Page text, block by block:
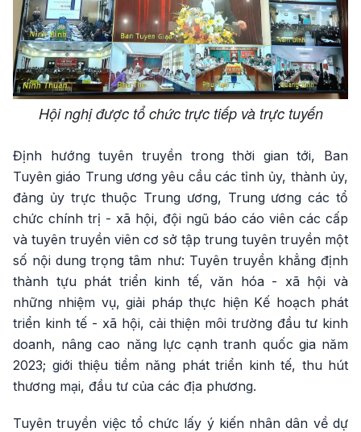
Hội nghị được tổ chức trực tiếp và trực tuyến
Định hướng tuyên truyền trong thời gian tới, Ban
Tuyên giáo Trung ương yêu cầu các tỉnh ủy, thành ủy,
đảng ủy trực thuộc Trung ương, Trung ương các tổ
chức chính trị - xã hội, đội ngũ báo cáo viên các cấp
và tuyên truyền viên cơ sở tập trung tuyên truyền một
số nội dung trọng tâm như: Tuyên truyền khẳng định
thành tựu phát triển kinh tế, văn hóa - xã hội và
những nhiệm vụ, giải pháp thực hiện Kế hoạch phát
triển kinh tế - xã hội, cải thiện môi trường đầu tư kinh
doanh, nâng cao năng lực cạnh tranh quốc gia năm
2023; giới thiệu tiềm năng phát triển kinh tế, thu hút
thương mại, đầu tư của các địa phương.
Tuyên truyền việc tổ chức lấy ý kiến nhân dân về dự